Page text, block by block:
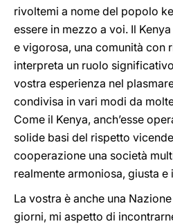
rivoltemi a nome del popolo
essere in mezzo a voi. Il
e vigorosa, una comunità con
interpreta un ruolo
vostra esperienza nel
condivisa in vari modi da
Come il Kenya, anch’esse
solide basi del rispetto
cooperazione una società
realmente armoniosa, giusta e
La vostra è anche una
giorni, mi aspetto di